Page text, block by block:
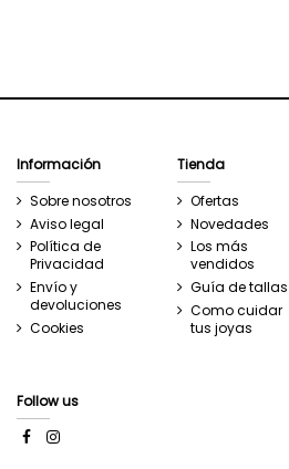
Información
Sobre nosotros
Aviso legal
Política de
Privacidad
Envío y
devoluciones
Cookies
Tienda
Ofertas
Novedades
Los más
vendidos
Guía de tallas
Como cuidar
tus joyas
Follow us